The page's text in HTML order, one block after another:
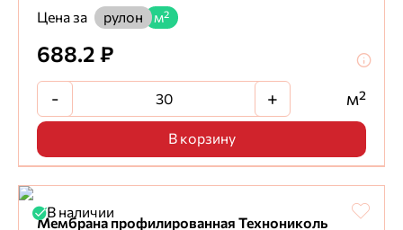
Цена за
рулон м²
688.2 ₽
- + м²
В корзину
В наличии
Мембрана профилированная Технониколь